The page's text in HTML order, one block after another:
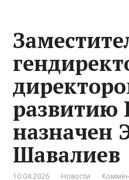
назначен
Шавалиев
10.04.2026 Новости